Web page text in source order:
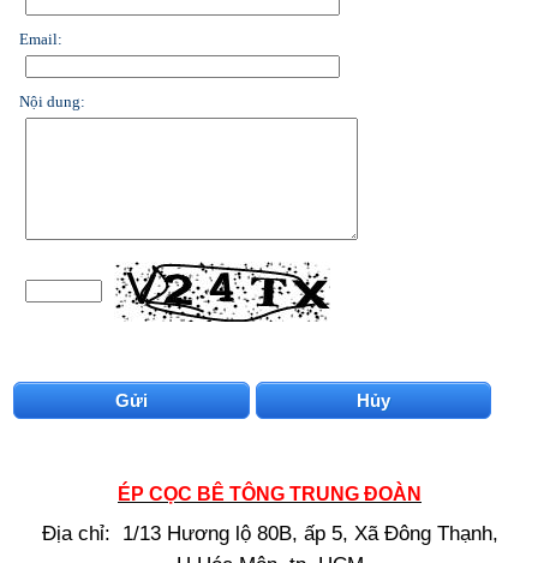
Email:
Nội dung:
ÉP CỌC BÊ TÔNG TRUNG ĐOÀN
Địa chỉ: 1/13 Hương lộ 80B, ấp 5, Xã Đông Thạnh,